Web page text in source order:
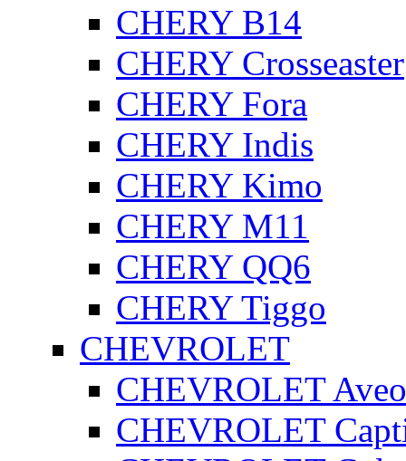
CHERY B14
CHERY Crosseaster
CHERY Fora
CHERY Indis
CHERY Kimo
CHERY M11
CHERY QQ6
CHERY Tiggo
CHEVROLET
CHEVROLET Aveo
CHEVROLET